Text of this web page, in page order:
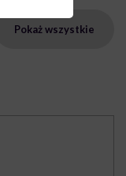
Pokaż wszystkie